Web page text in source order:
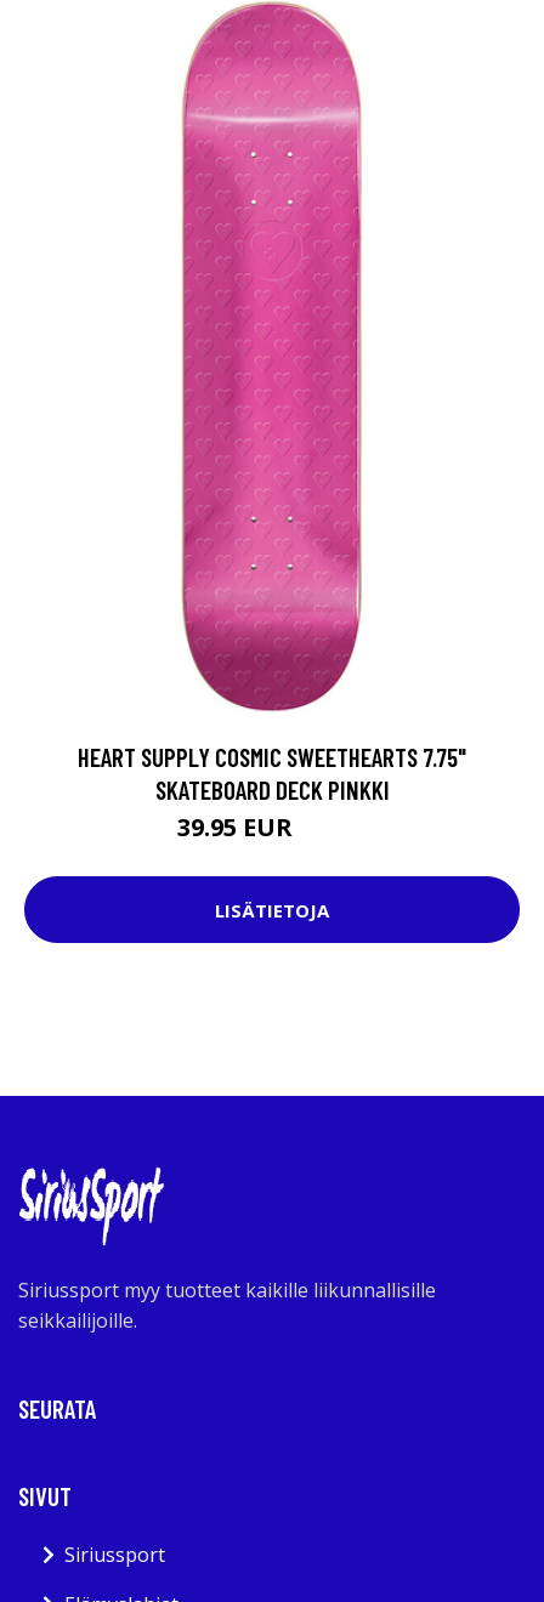
HEART SUPPLY COSMIC SWEETHEARTS 7.75"
SKATEBOARD DECK PINKKI
39.95 EUR
LISÄTIETOJA
Siriussport myy tuotteet kaikille liikunnallisille
seikkailijoille.
SEURATA
SIVUT
Siriussport